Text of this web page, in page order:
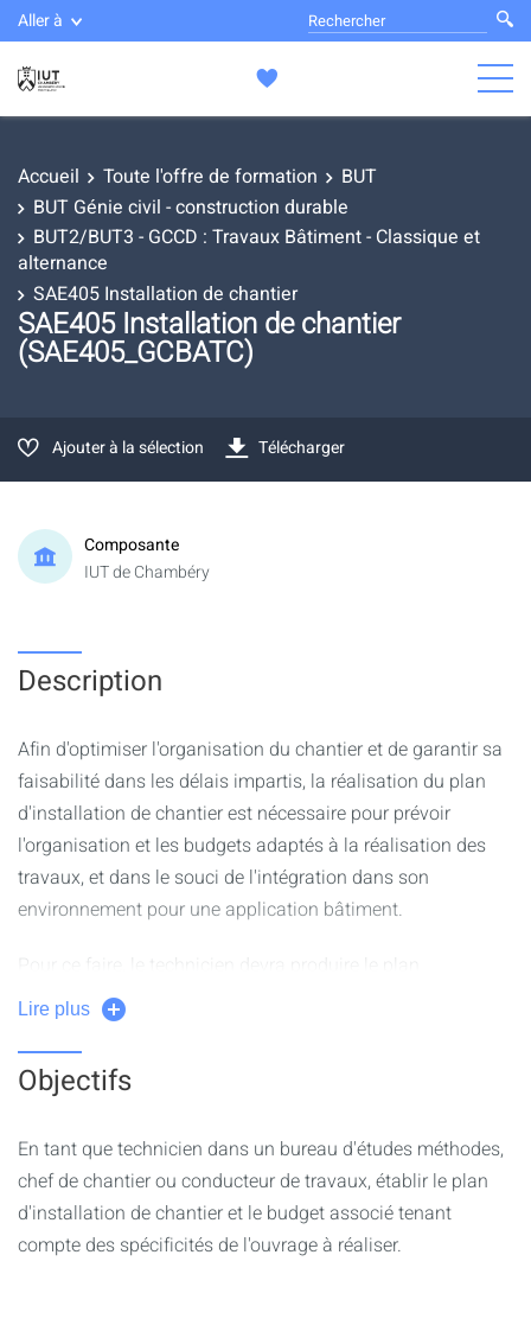
Aller à
Accueil Toute l'offre de formation
BUT
BUT Génie civil - construction durable
BUT2/BUT3 - GCCD : Travaux Bâtiment - Classique et
alternance
SAE405 Installation de chantier
SAE405 Installation de chantier
(SAE405_GCBATC)
Ajouter à la sélection Télécharger
Composante
IUT de Chambéry
Description
Afin d'optimiser l'organisation du chantier et de garantir sa
faisabilité dans les délais impartis, la réalisation du plan
d'installation de chantier est nécessaire pour prévoir
l'organisation et les budgets adaptés à la réalisation des
travaux, et dans le souci de l'intégration dans son
environnement pour une application bâtiment.
Pour ce faire, le technicien devra produire le plan
d'installation de chantier et déterminer le budget associé.
Quelle que soit l'étude proposée, la méthodologie à suivre
peut s'inspirer du déroulé générique suivant :
- Établir le plan d'installation de chantier
- Justifier les choix faits vis-à-vis de l'impact
- Budgéter les frais de chantier à partir des pièces d'un
marché
Lire plus
Objectifs
En tant que technicien dans un bureau d'études méthodes,
chef de chantier ou conducteur de travaux, établir le plan
d'installation de chantier et le budget associé tenant
compte des spécificités de l'ouvrage à réaliser.